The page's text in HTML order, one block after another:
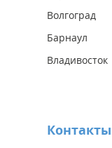
Волгоград
Барнаул
Владивосток
Контакты